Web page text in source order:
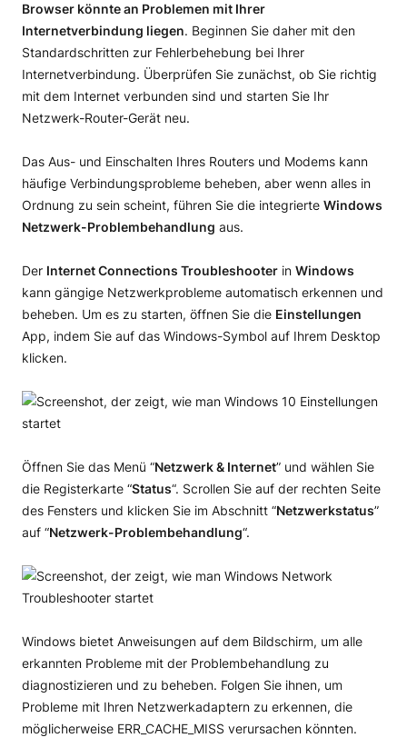
Browser könnte an Problemen mit Ihrer
Internetverbindung liegen. Beginnen Sie daher mit den
Standardschritten zur Fehlerbehebung bei Ihrer
Internetverbindung. Überprüfen Sie zunächst, ob Sie richtig
mit dem Internet verbunden sind und starten Sie Ihr
Netzwerk-Router-Gerät neu.
Das Aus- und Einschalten Ihres Routers und Modems kann
häufige Verbindungsprobleme beheben, aber wenn alles in
Ordnung zu sein scheint, führen Sie die integrierte Windows
Netzwerk-Problembehandlung aus.
Der Internet Connections Troubleshooter in Windows
kann gängige Netzwerkprobleme automatisch erkennen und
beheben. Um es zu starten, öffnen Sie die Einstellungen
App, indem Sie auf das Windows-Symbol auf Ihrem Desktop
klicken.
Öffnen Sie das Menü “Netzwerk & Internet” und wählen Sie
die Registerkarte “Status“. Scrollen Sie auf der rechten Seite
des Fensters und klicken Sie im Abschnitt “Netzwerkstatus”
auf “Netzwerk-Problembehandlung“.
Windows bietet Anweisungen auf dem Bildschirm, um alle
erkannten Probleme mit der Problembehandlung zu
diagnostizieren und zu beheben. Folgen Sie ihnen, um
Probleme mit Ihren Netzwerkadaptern zu erkennen, die
möglicherweise ERR_CACHE_MISS verursachen könnten.